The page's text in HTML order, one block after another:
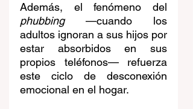
phubbing —cuando los
adultos ignoran a sus hijos por
estar absorbidos en sus
propios teléfonos— refuerza
este ciclo de desconexión
emocional en el hogar.